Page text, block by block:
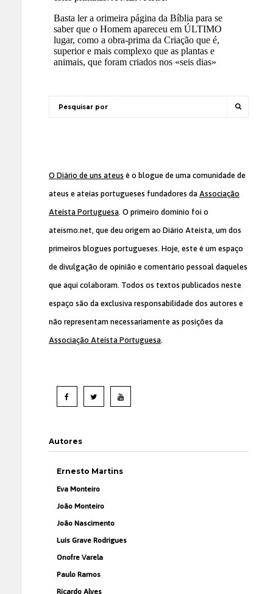
O Diário de uns ateus é o blogue de uma comunidade de
ateus e ateias portugueses fundadores da Associação
Ateísta Portuguesa. O primeiro domínio foi o
ateismo.net, que deu origem ao Diário Ateísta, um dos
primeiros blogues portugueses. Hoje, este é um espaço
de divulgação de opinião e comentário pessoal daqueles
que aqui colaboram. Todos os textos publicados neste
espaço são da exclusiva responsabilidade dos autores e
não representam necessariamente as posições da
Associação Ateísta Portuguesa.
Autores
Ernesto Martins
Eva Monteiro
João Monteiro
João Nascimento
Luís Grave Rodrigues
Onofre Varela
Paulo Ramos
Ricardo Alves